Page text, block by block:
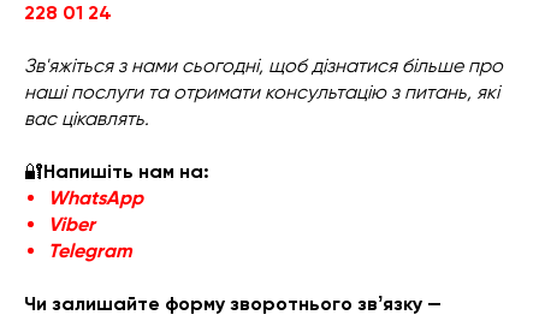
228 01 24
Зв'яжіться з нами сьогодні, щоб дізнатися більше про
наші послуги та отримати консультацію з питань, які
вас цікавлять.
🔐Напишіть нам на:
WhatsApp
Viber
Telegram
Чи залишайте форму зворотнього звʼязку —